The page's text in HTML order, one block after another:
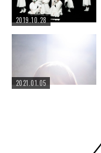
2019.10.28
2021.01.05